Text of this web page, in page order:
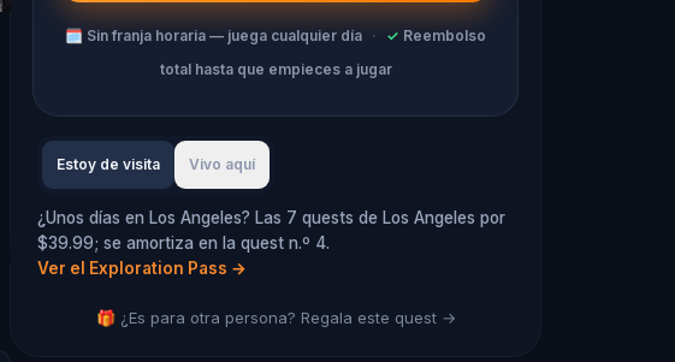
🗓 Sin franja horaria — juega cualquier día · ✓ Reembolso
total hasta que empieces a jugar
Estoy de visita Vivo aquí
¿Unos días en Los Angeles? Las 7 quests de Los Angeles por
$39.99; se amortiza en la quest n.º 4.
Ver el Exploration Pass →
🎁 ¿Es para otra persona? Regala este quest →